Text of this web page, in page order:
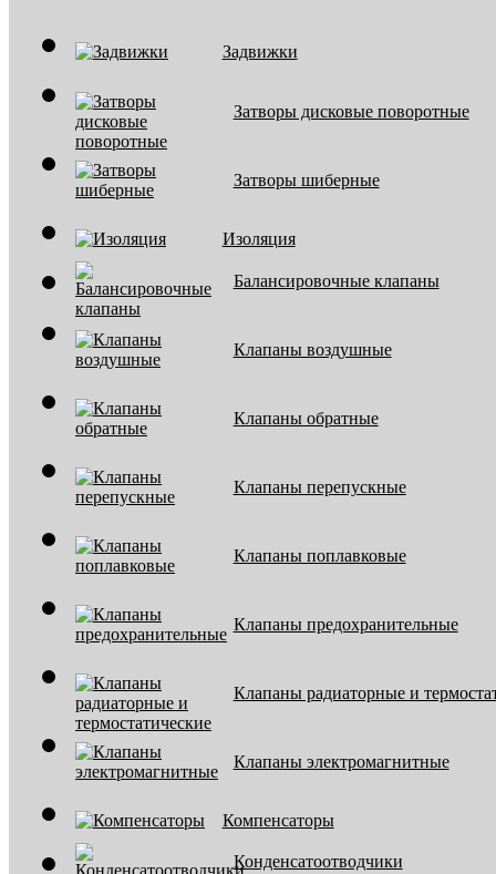
Задвижки
Затворы дисковые поворотные
Затворы шиберные
Изоляция
Балансировочные клапаны
Клапаны воздушные
Клапаны обратные
Клапаны перепускные
Клапаны поплавковые
Клапаны предохранительные
Клапаны радиаторные и
Клапаны электромагнитные
Компенсаторы
Конденсатоотводчики